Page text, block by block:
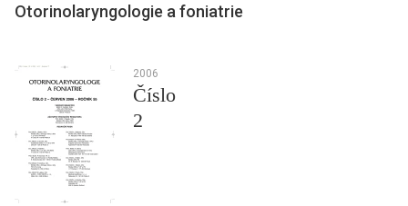
Otorinolaryngologie a foniatrie
2006
Číslo
2